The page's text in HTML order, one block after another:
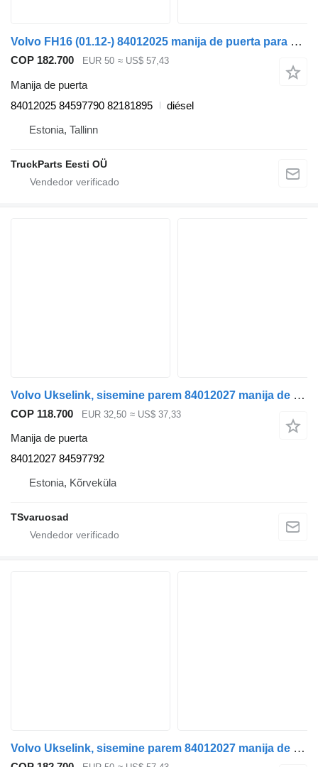
Volvo FH16 (01.12-) 84012025 manija de puerta para Volvo FH12, FH16, NH12, FH, VNL780 (1993-2014) cabeza tractora
COP 182.700 EUR 50 ≈ US$ 57,43
Manija de puerta
84012025 84597790 82181895
diésel
Estonia, Tallinn
TruckParts Eesti OÜ
Volvo Ukselink, sisemine parem 84012027 manija de puerta para Volvo FH cabeza tractora
COP 118.700 EUR 32,50 ≈ US$ 37,33
Manija de puerta
84012027 84597792
Estonia, Kõrveküla
TSvaruosad
Volvo Ukselink, sisemine parem 84012027 manija de puerta para Volvo FH cabeza tractora